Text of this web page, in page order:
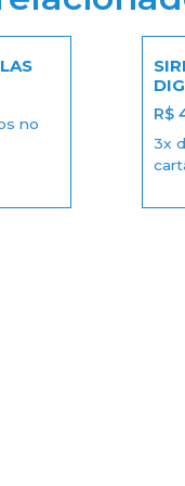
no
R$
3x